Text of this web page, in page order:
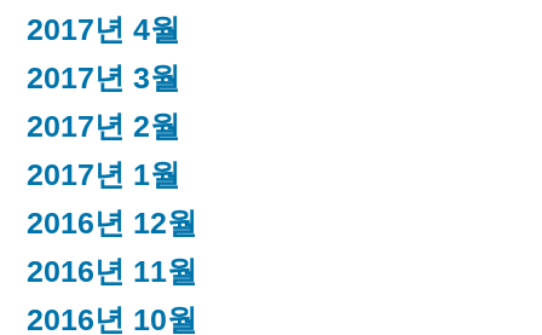
2017년 4월
2017년 3월
2017년 2월
2017년 1월
2016년 12월
2016년 11월
2016년 10월